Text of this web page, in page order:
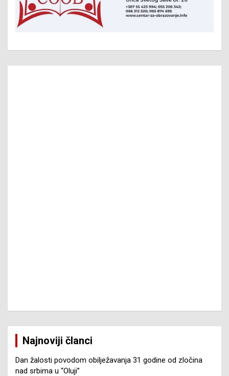
Najnoviji članci
Dan žalosti povodom obilježavanja 31 godine od zločina
nad srbima u “Oluji”